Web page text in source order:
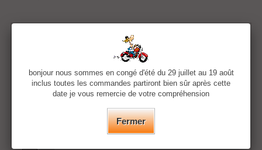
Quantité
bonjour nous sommes en congé d'été du 29 juillet au 19 août
inclus toutes les commandes partiront bien sûr après cette
date je vous remercie de votre compréhension
Fermer